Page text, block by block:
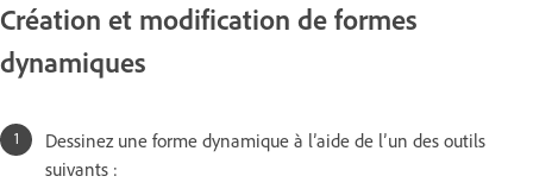
Création et modification de formes
dynamiques
Dessinez une forme dynamique à l’aide de l’un des outils
suivants :